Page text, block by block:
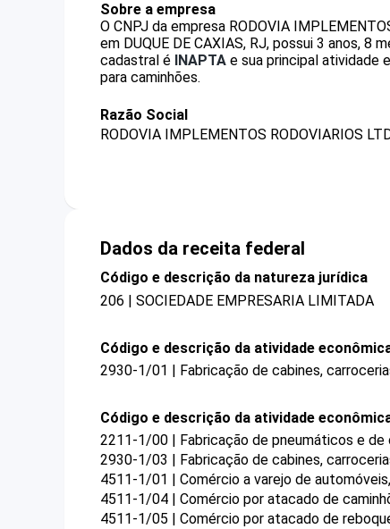
Sobre a empresa
O CNPJ da empresa RODOVIA
em DUQUE DE CAXIAS, RJ, possui 3 anos,
cadastral é INAPTA e sua principal atividade
para caminhões.
Razão Social
RODOVIA IMPLEMENTOS RODOVIARIOS
Dados da receita federal
Código e descrição da natureza jurídica
206 | SOCIEDADE EMPRESARIA LIMITADA
Código e descrição da atividade
2930-1/01 | Fabricação de cabines,
Código e descrição da atividade
2211-1/00 | Fabricação de pneumáticos e de
2930-1/03 | Fabricação de cabines,
4511-1/01 | Comércio a varejo de
4511-1/04 | Comércio por atacado de
4511-1/05 | Comércio por atacado de